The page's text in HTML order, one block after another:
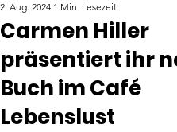
Carmen Hiller
präsentiert ihr
Buch im Café
Lebenslust
2. Aug. 2024 1 Min. Lesezeit